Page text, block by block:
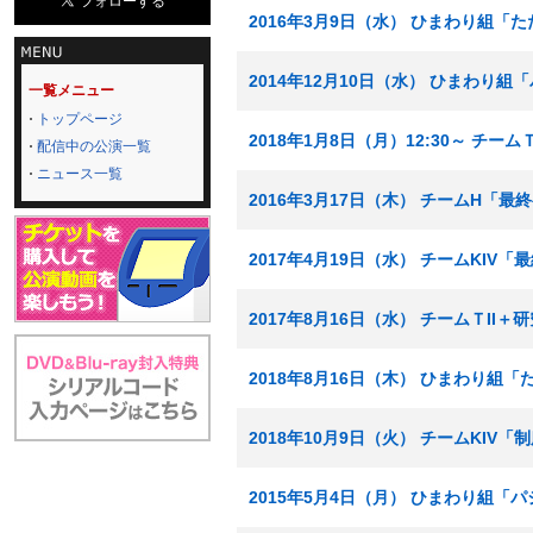
一覧メニュー
トップページ
配信中の公演一覧
ニュース一覧
2016年3月9日（水） ひまわり組「
2014年12月10日（水） ひまわり組
2018年1月8日（月）12:30～ チーム
2016年3月17日（木） チームH「最
2017年4月19日（水） チームKIV「
2017年8月16日（水） チームＴII＋
2018年8月16日（木） ひまわり組
2018年10月9日（火） チームKIV「
2015年5月4日（月） ひまわり組「